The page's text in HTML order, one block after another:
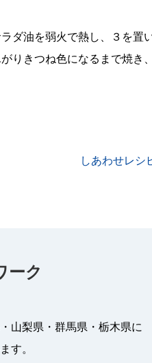
ダ油を弱火で熱し、３を置
りきつね色になるまで焼き
しあわせレシ
ーク
山梨県・群馬県・栃木県に
す。